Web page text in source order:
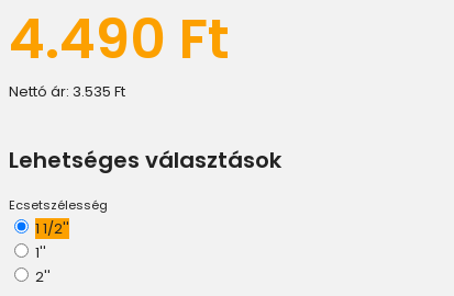
4.490 Ft
Nettó ár: 3.535 Ft
Lehetséges választások
Ecsetszélesség
1 1/2''
1''
2''